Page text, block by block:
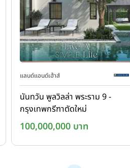
แลนด์แอนด์เฮ้าส์
นันทวัน พูลวิลล่า พระราม 9 -
กรุงเทพกรีฑาตัดใหม่
(NANTAWAN Pool Villa Rama 9
- New Krungthepkreetha)
100,000,000 บาท